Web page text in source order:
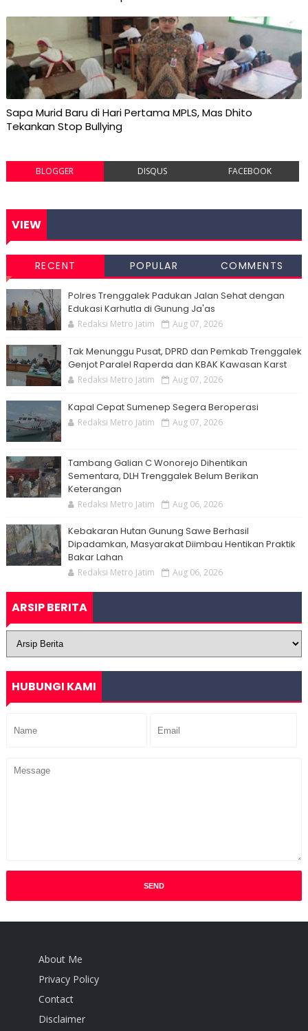
Sapa Murid Baru di Hari Pertama MPLS, Mas Dhito
Tekankan Stop Bullying
BLOGGER DISQUS FACEBOOK
VIEW
RECENT POPULAR COMMENTS
Polres Trenggalek Padukan Jalan Sehat dengan
Edukasi Karhutla di Gunung Ja'as
Redaksi Metro Jatim Aug 07, 2026
Tak Menunggu Pusat, DPRD dan Pemkab Trenggalek
Genjot Paralel Raperda dan KBAK Kawasan Karst
Redaksi Metro Jatim Aug 07, 2026
Kapal Cepat Sumenep Segera Beroperasi
Redaksi Metro Jatim Aug 07, 2026
Tambang Galian C Wonorejo Dihentikan
Sementara, DLH Trenggalek Belum Berikan
Keterangan
Redaksi Metro Jatim Aug 06, 2026
Kebakaran Hutan Gunung Sawe Berhasil
Dipadamkan, Masyarakat Diimbau Hentikan Praktik
Bakar Lahan
Redaksi Metro Jatim Aug 06, 2026
ARSIP BERITA
HUBUNGI KAMI
About Me
Privacy Policy
Contact
Disclaimer